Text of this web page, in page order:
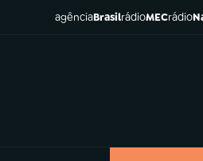
agênciaBrasilrádioMECrádio